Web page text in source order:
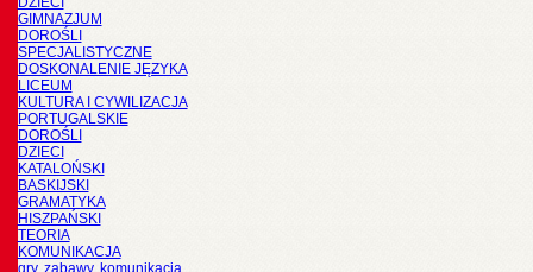
GIMNAZJUM
DOROŚLI
SPECJALISTYCZNE
DOSKONALENIE JĘZYKA
LICEUM
KULTURA I CYWILIZACJA
PORTUGALSKIE
DOROŚLI
DZIECI
KATALOŃSKI
BASKIJSKI
GRAMATYKA
HISZPAŃSKI
TEORIA
KOMUNIKACJA
gry, zabawy, komunikacja